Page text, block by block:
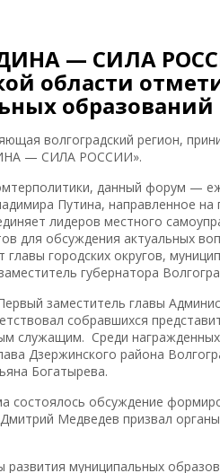
— СИЛА
области
образований
волгоградский регион,
— СИЛА РОССИИ».
данный форум —
Путина, направленное
лидеров местного
для обсуждения актуальных
городских округов,
губернатора
заместитель главы
собравшихся
служащим. Среди
Дзержинского района
Богатырева.
состоялось обсуждение
Медведев призвал
муниципальных